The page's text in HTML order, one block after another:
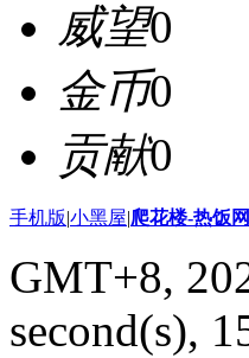
威望0
金币0
贡献0
手机版|小黑屋|爬花楼-热饭
GMT+8,
second(s),